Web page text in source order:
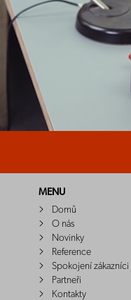
MENU
Domů
O nás
Novinky
Reference
Spokojení zákazníci
Partneři
Kontakty